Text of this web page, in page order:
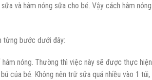
và hâm nóng sữa cho bé. Vậy cách hâm nóng
từng bước dưới đây:
nóng. Thường thì việc này sẽ được thực hiện
của bé. Không nên trữ sữa quá nhiều vào 1 túi,